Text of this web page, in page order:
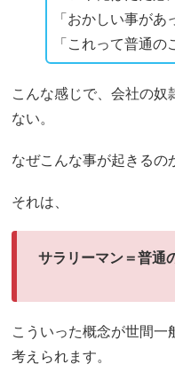
「おかしい事があ
「これって普通の
こんな感じで、会社の
ない。
なぜこんな事が起きるの
それは、
サラリーマン＝普通
こういった概念が世間一
考えられます。